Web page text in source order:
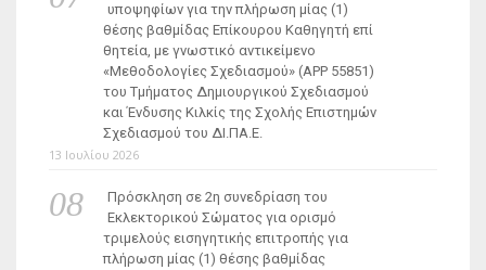
υποψηφίων για την πλήρωση μίας (1)
θέσης βαθμίδας Επίκουρου Καθηγητή επί
θητεία, με γνωστικό αντικείμενο
«Μεθοδολογίες Σχεδιασμού» (ΑΡΡ 55851)
του Τμήματος Δημιουργικού Σχεδιασμού
και Ένδυσης Κιλκίς της Σχολής Επιστημών
Σχεδιασμού του ΔΙ.ΠΑ.Ε.
13 Ιουλίου 2026
Πρόσκληση σε 2η συνεδρίαση του
Εκλεκτορικού Σώματος για ορισμό
τριμελούς εισηγητικής επιτροπής για
πλήρωση μίας (1) θέσης βαθμίδας